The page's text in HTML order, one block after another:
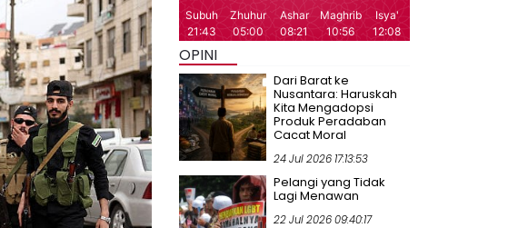
OPINI
Dari Barat ke
Nusantara: Haruskah
Kita Mengadopsi
Produk Peradaban
Cacat Moral
24 Jul 2026 17:13:53
Pelangi yang Tidak
Lagi Menawan
22 Jul 2026 09:40:17